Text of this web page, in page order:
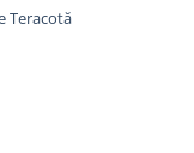
Teracotă